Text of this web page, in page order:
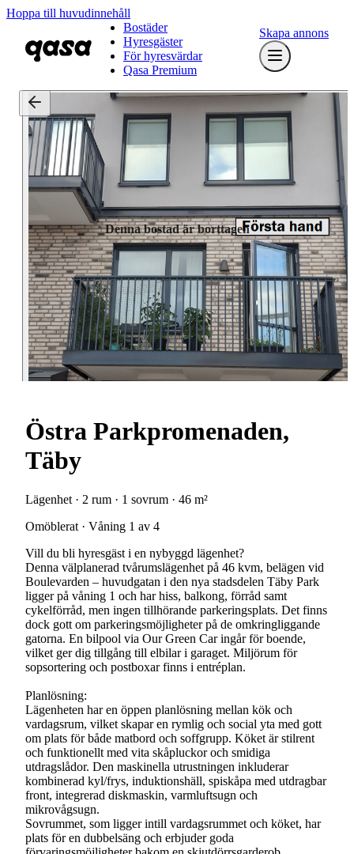
Hoppa till huvudinnehåll
Bostäder
Hyresgäster
För hyresvärdar
Qasa Premium
Skapa annons
Denna bostad är borttagen
Östra Parkpromenaden,
Täby
Lägenhet · 2 rum · 1 sovrum · 46 m²
Omöblerat · Våning 1 av 4
Vill du bli hyresgäst i en nybyggd lägenhet?
Denna välplanerad tvårumslägenhet på 46 kvm, belägen vid
Boulevarden – huvudgatan i den nya stadsdelen Täby Park
ligger på våning 1 och har hiss, balkong, förråd samt
cykelförråd, men ingen tillhörande parkeringsplats. Det finns
dock gott om parkeringsmöjligheter på de omkringliggande
gatorna. En bilpool via Our Green Car ingår för boende,
vilket ger dig tillgång till elbilar i garaget. Miljörum för
sopsortering och postboxar finns i entréplan.
Planlösning:
Lägenheten har en öppen planlösning mellan kök och
vardagsrum, vilket skapar en rymlig och social yta med gott
om plats för både matbord och soffgrupp. Köket är stilrent
och funktionellt med vita skåpluckor och smidiga
utdragslådor. Den maskinella utrustningen inkluderar
kombinerad kyl/frys, induktionshäll, spiskåpa med utdragbar
front, integrerad diskmaskin, varmluftsugn och
mikrovågsugn.
Sovrummet, som ligger intill vardagsrummet och köket, har
plats för en dubbelsäng och erbjuder goda